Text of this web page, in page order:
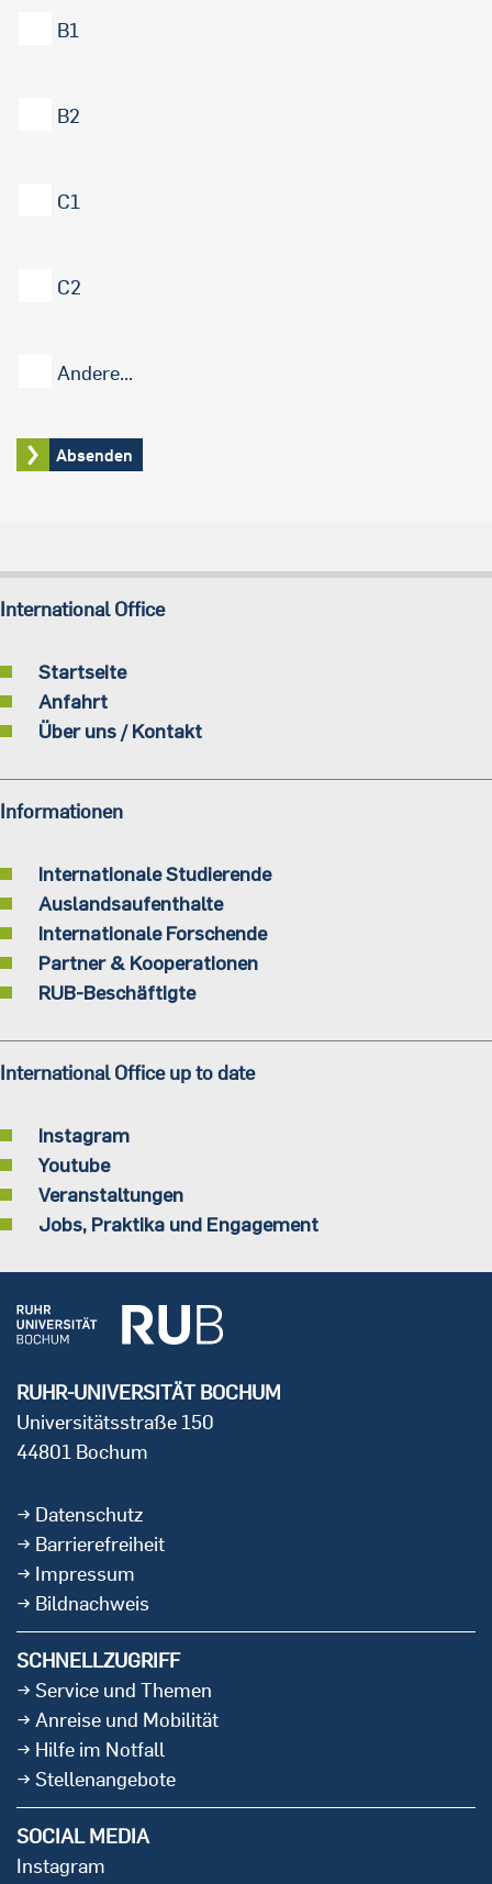
B1
B2
C1
C2
Andere...
International Office
Startseite
Anfahrt
Über uns / Kontakt
Informationen
Internationale Studierende
Auslandsaufenthalte
Internationale Forschende
Partner & Kooperationen
RUB-Beschäftigte
International Office up to date
Instagram
Youtube
Veranstaltungen
Jobs, Praktika und Engagement
RUHR-UNIVERSITÄT BOCHUM
Universitätsstraße 150
44801 Bochum
Datenschutz
Barrierefreiheit
Impressum
Bildnachweis
SCHNELLZUGRIFF
Service und Themen
Anreise und Mobilität
Hilfe im Notfall
Stellenangebote
SOCIAL MEDIA
Instagram